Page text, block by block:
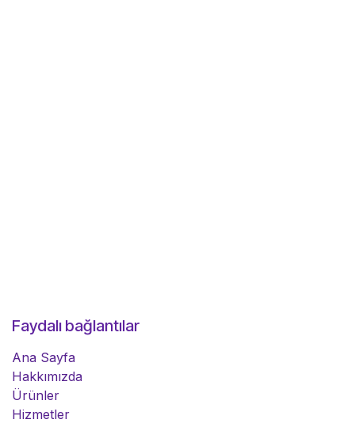
Faydalı bağlantılar
Ana Sayfa
Hakkımızda
Ürünler
Hizmetler